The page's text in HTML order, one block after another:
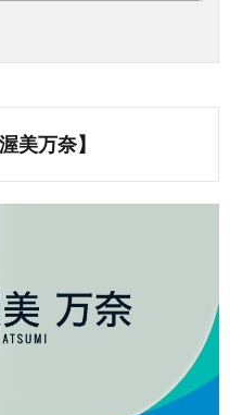
美万奈】